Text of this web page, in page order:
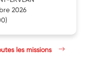
2026
les missions